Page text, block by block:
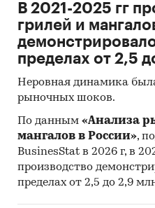
В 2021-2025 гг
грилей и
пределах от 2,5
Неровная динамика
рыночных шоков.
По данным «Анализа
мангалов в России»,
BusinesStat в 2026 г, в
производство
пределах от 2,5 до 2,9